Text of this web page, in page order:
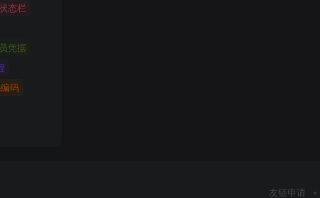
态栏
凭据
码
友链申请